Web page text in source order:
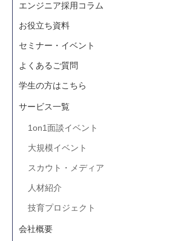
エンジニア採用コラム
お役立ち資料
セミナー・イベント
よくあるご質問
学生の方はこちら
サービス一覧
1on1面談イベント
大規模イベント
スカウト・メディア
人材紹介
技育プロジェクト
会社概要